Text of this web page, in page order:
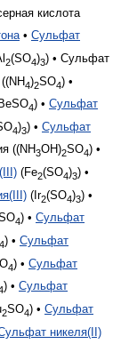
кислота
• Сульфат
2(SO4)3) • Сульфат
((NH4)2SO4) •
4) • Сульфат
4)3) • Сульфат
((NH3OH)2SO4) •
(Fe2(SO4)3) •
(Ir2(SO4)3) •
4) • Сульфат
4) • Сульфат
4) • Сульфат
) • Сульфат
2SO4) • Сульфат
никеля(II)